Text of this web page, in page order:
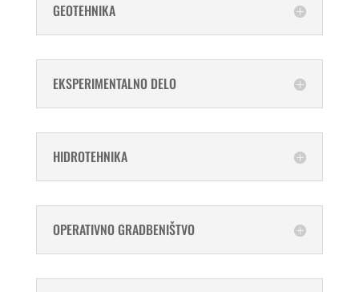
GEOTEHNIKA
EKSPERIMENTALNO DELO
HIDROTEHNIKA
OPERATIVNO GRADBENIŠTVO